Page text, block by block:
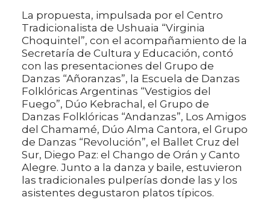
La propuesta, impulsada por el Centro
Tradicionalista de Ushuaia “Virginia
Choquintel”, con el acompañamiento de la
Secretaría de Cultura y Educación, contó
con las presentaciones del Grupo de
Danzas “Añoranzas”, la Escuela de Danzas
Folklóricas Argentinas “Vestigios del
Fuego”, Dúo Kebrachal, el Grupo de
Danzas Folklóricas “Andanzas”, Los Amigos
del Chamamé, Dúo Alma Cantora, el Grupo
de Danzas “Revolución”, el Ballet Cruz del
Sur, Diego Paz: el Chango de Orán y Canto
Alegre. Junto a la danza y baile, estuvieron
las tradicionales pulperías donde las y los
asistentes degustaron platos típicos.